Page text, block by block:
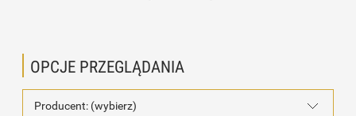
OPCJE PRZEGLĄDANIA
Producent: (wybierz)